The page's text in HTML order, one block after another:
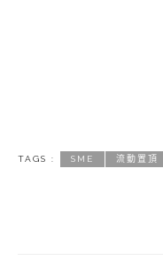
TAGS : SME 流動置頂